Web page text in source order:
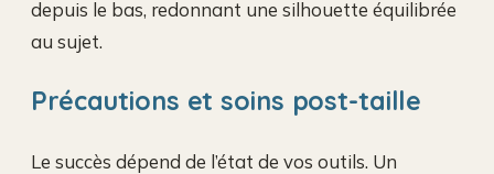
depuis le bas, redonnant une silhouette équilibrée
au sujet.
Précautions et soins post-taille
Le succès dépend de l’état de vos outils. Un